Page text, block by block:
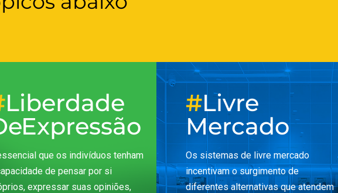
Liberdade
Expressão
que os indivíduos tenham
de pensar por si
expressar suas opiniões,
#Livre
Mercado
Os sistemas de livre mercado
incentivam o surgimento de
diferentes alternativas que atendem